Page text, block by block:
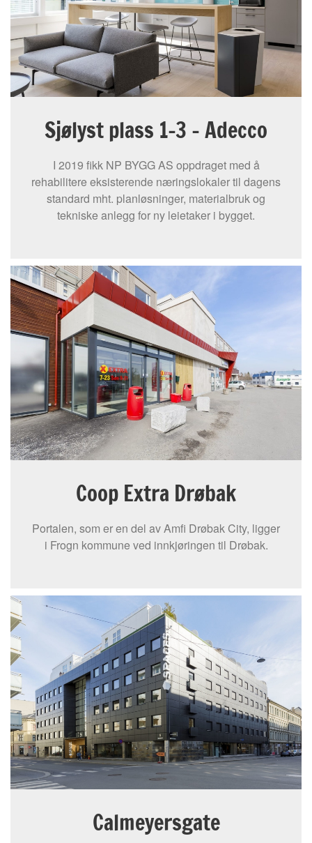
Sjølyst plass 1-3 – Adecco
I 2019 fikk NP BYGG AS oppdraget med å
rehabilitere eksisterende næringslokaler til dagens
standard mht. planløsninger, materialbruk og
tekniske anlegg for ny leietaker i bygget.
Coop Extra Drøbak
Portalen, som er en del av Amfi Drøbak City, ligger
i Frogn kommune ved innkjøringen til Drøbak.
Calmeyersgate